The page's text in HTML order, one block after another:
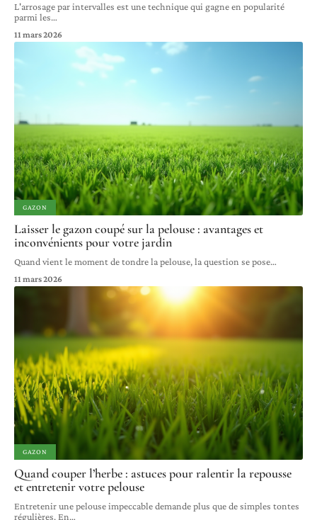
L'arrosage par intervalles est une technique qui gagne en popularité
parmi les…
11 mars 2026
GAZON
Laisser le gazon coupé sur la pelouse : avantages et
inconvénients pour votre jardin
Quand vient le moment de tondre la pelouse, la question se pose…
11 mars 2026
GAZON
Quand couper l’herbe : astuces pour ralentir la repousse
et entretenir votre pelouse
Entretenir une pelouse impeccable demande plus que de simples tontes
régulières. En…